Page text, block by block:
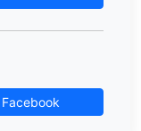
Facebook